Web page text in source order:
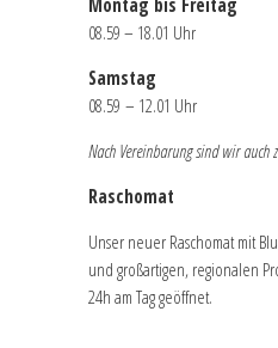
Montag bis Freitag
08.59 – 18.01 Uhr
Samstag
08.59 – 12.01 Uhr
Nach Vereinbarung sind wir auch
Raschomat
Unser neuer Raschomat mit
und großartigen, regionalen
24h am Tag geöffnet.